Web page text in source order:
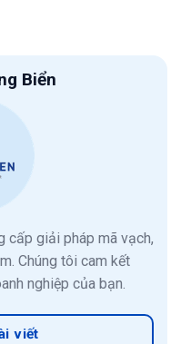
Biển
cấp giải pháp mã vạch,
Chúng tôi cam kết
nghiệp của bạn.
viết